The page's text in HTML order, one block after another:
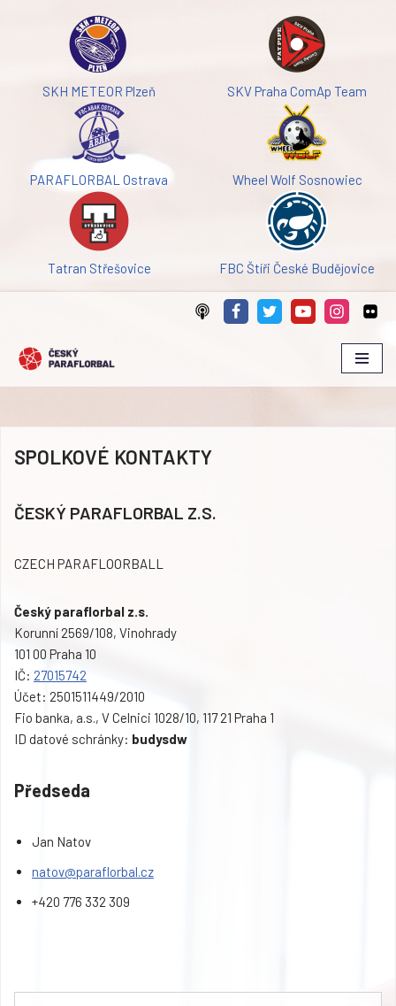
SKH METEOR Plzeň SKV Praha ComAp Team
PARAFLORBAL Ostrava Wheel Wolf Sosnowiec
Tatran Střešovice FBC Štíři České Budějovice
obsah
SPOLKOVÉ KONTAKTY
ČESKÝ PARAFLORBAL Z.S.
CZECH PARAFLOORBALL
Český paraflorbal z.s.
Korunní 2569/108, Vinohrady
101 00 Praha 10
IČ: 27015742
Účet: 2501511449/2010
Fio banka, a.s., V Celnici 1028/10, 117 21 Praha 1
ID datové schránky: budysdw
Předseda
Jan Natov
natov@paraflorbal.cz
+420 776 332 309